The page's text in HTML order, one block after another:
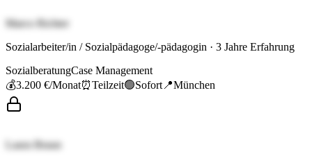
Marco Richter
Sozialarbeiter/in / Sozialpädagoge/-pädagogin · 3 Jahre Erfahrung
SozialberatungCase Management
💰3.200 €/Monat⏰Teilzeit🟢Sofort 📍München
Laura Braun